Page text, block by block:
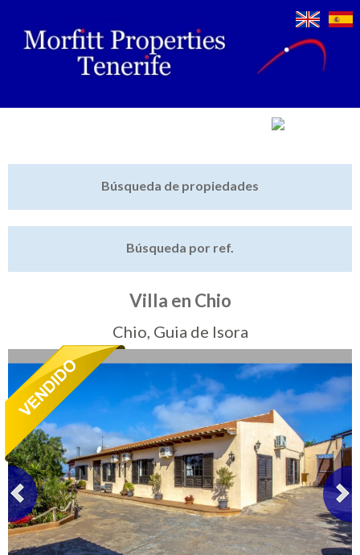
Vender mi propiedad
+ Contáctenos
Buscar propiedad
Búsqueda de propiedades
Búsqueda por ref.
Villa en Chio
Chio, Guia de Isora